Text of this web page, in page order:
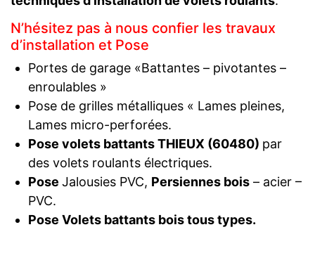
N’hésitez pas à nous confier les travaux
d’installation et Pose
Portes de garage «Battantes – pivotantes –
enroulables »
Pose de grilles métalliques « Lames pleines,
Lames micro-perforées.
Pose volets battants THIEUX (60480) par
des volets roulants électriques.
Pose Jalousies PVC, Persiennes bois– acier –
PVC.
Pose Volets battants bois tous types.